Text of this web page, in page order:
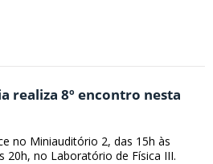
realiza 8º encontro nesta
no Miniauditório 2, das 15h às
20h, no Laboratório de Física III.